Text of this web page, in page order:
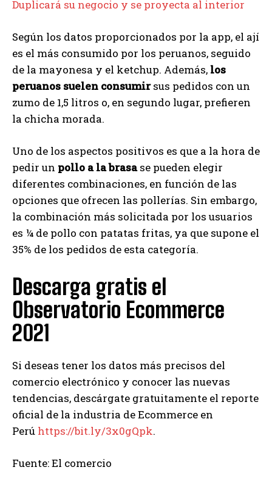
Duplicará su negocio y se proyecta al interior
Según los datos proporcionados por la app, el ají
es el más consumido por los peruanos, seguido
de la mayonesa y el ketchup. Además, los
peruanos suelen consumirsus pedidos con un
zumo de 1,5 litros o, en segundo lugar, prefieren
la chicha morada.
Uno de los aspectos positivos es que a la hora de
pedir un pollo a la brasase pueden elegir
diferentes combinaciones, en función de las
opciones que ofrecen las pollerías. Sin embargo,
la combinación más solicitada por los usuarios
es ¼ de pollo con patatas fritas, ya que supone el
35% de los pedidos de esta categoría.
Descarga gratis el
Observatorio Ecommerce
2021
Si deseas tener los datos más precisos del
comercio electrónico y conocer las nuevas
tendencias, descárgate gratuitamente el reporte
oficial de la industria de Ecommerce en
Perú https://bit.ly/3x0gQpk.
Fuente: El comercio